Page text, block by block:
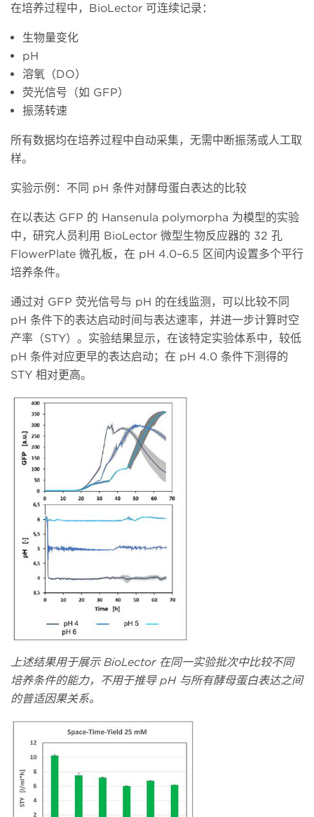
在培养过程中， BioLector 可连续记录：
生物量变化
pH
溶氧（DO）
荧光信号（如 GFP）
振荡转速
所有数据均在培养过程中自动采集，无需中断振荡或人工取
样。
实验示例：不同 pH 条件对酵母蛋白表达的比较
在以表达 GFP 的 Hansenula polymorpha 为模型的实验
中，研究人员利用 BioLector 微型生物反应器的 32 孔
FlowerPlate 微孔板，在 pH 4.0–6.5 区间内设置多个平行
培养条件。
通过对 GFP 荧光信号与 pH 的在线监测，可以比较不同
pH 条件下的表达启动时间与表达速率，并进一步计算时空
产率（STY）。实验结果显示，在该特定实验体系中，较低
pH 条件对应更早的表达启动；在 pH 4.0 条件下测得的
STY 相对更高。
上述结果用于展示BioLector 在同一实验批次中比较不同
培养条件的能力，不用于推导 pH 与所有酵母蛋白表达之间
的普适因果关系。